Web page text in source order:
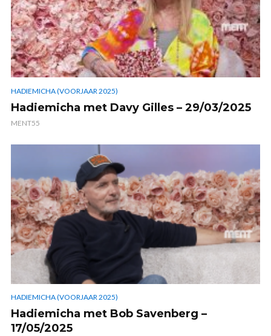
HADIEMICHA (VOORJAAR 2025)
Hadiemicha met Davy Gilles – 29/03/2025
MENT55
HADIEMICHA (VOORJAAR 2025)
Hadiemicha met Bob Savenberg –
17/05/2025